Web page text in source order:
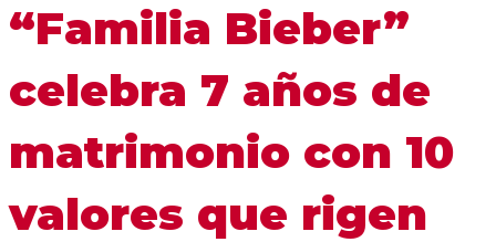
“Familia Bieber”
celebra 7 años de
matrimonio con 10
valores que rigen